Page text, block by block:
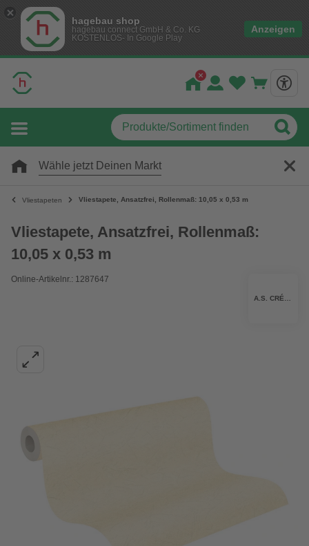
hagebau shop
hagebau connect GmbH & Co. KG
KOSTENLOS- In Google Play
Anzeigen
Wähle jetzt Deinen Markt
Vliestapeten Vliestapete, Ansatzfrei, Rollenmaß: 10,05 x 0,53 m
Vliestapete, Ansatzfrei, Rollenmaß:
10,05 x 0,53 m
Online-Artikelnr.: 1287647